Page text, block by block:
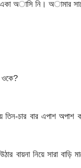
অাসি নি। অামার
চার বার এপাশ অপাশ
বায়না নিয়ে সারা